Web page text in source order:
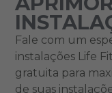
Fale com um
instalações Life
gratuita para
de suas